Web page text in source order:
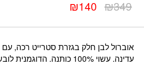
₪349
המחיר
המקורי
₪349.
₪140
המחיר
הנוכחי
₪140.
אוברול לבן חלק בגזרת סטרייט רכה,
עדינה. עשוי 100% כותנה. הדוגמנית לובשת מידה S.